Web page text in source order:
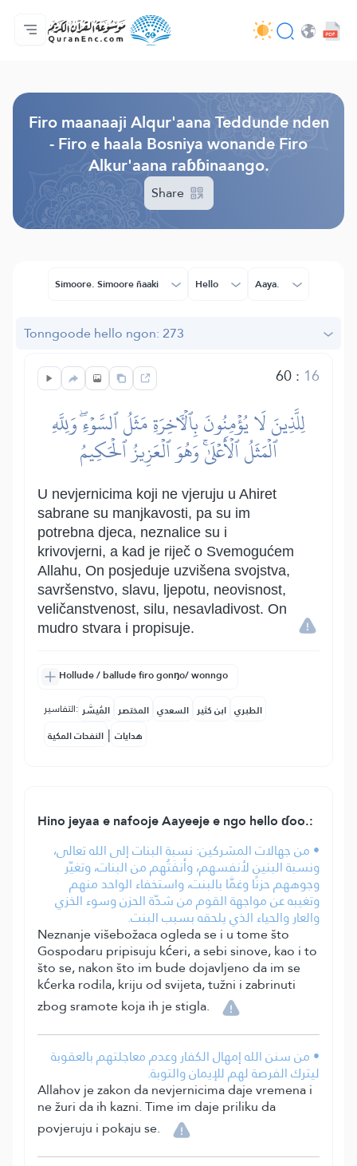
Jaɓɓorgo
Loowdi firooji ɗi
Audio
Golleeji topayɓe ( heyɗintinooɓe) ɓen - API
Fii eɓɓoore nde
Humpo'ndir e amen
Ɗemngal
Firo maanaaji Alqur'aana Teddunde nden
- Firo e haala Bosniya wonande Firo
Alkur'aana raɓɓinaango.
Share
Simoore. Simoore ñaaki Hello Aaya.
Tonngoode hello ngon: 273
60: 16
لِلَّذِينَ لَا يُؤۡمِنُونَ بِٱلۡأٓخِرَةِ مَثَلُ ٱلسَّوۡءِۖ وَلِلَّهِ
ٱلۡمَثَلُ ٱلۡأَعۡلَىٰۚ وَهُوَ ٱلۡعَزِيزُ ٱلۡحَكِيمُ
U nevjernicima koji ne vjeruju u Ahiret
sabrane su manjkavosti, pa su im
potrebna djeca, neznalice su i
krivovjerni, a kad je riječ o Svemogućem
Allahu, On posjeduje uzvišena svojstva,
savršenstvo, slavu, ljepotu, neovisnost,
veličanstvenost, silu, nesavladivost. On
mudro stvara i propisuje.
Hollude / ballude firo gonŋo/ wonngo
التفاسير: المُيسَّر المختصر السعدي ابن كثير الطبري
النفحات المكية | هدايات
Hino jeyaa e nafooje Aayeeje e ngo hello ɗoo.:
• من جهالات المشركين: نسبة البنات إلى الله تعالى،
ونسبة البنين لأنفسهم، وأَنفَتُهم من البنات، وتغيّر
وجوههم حزنًا وغمَّا بالبنت، واستخفاء الواحد منهم
وتغيبه عن مواجهة القوم من شدّة الحزن وسوء الخزي
والعار والحياء الذي يلحقه بسبب البنت.
Neznanje višebožaca ogleda se i u tome što
Gospodaru pripisuju kćeri, a sebi sinove, kao i to
što se, nakon što im bude dojavljeno da im se
kćerka rodila, kriju od svijeta, tužni i zabrinuti
zbog sramote koja ih je stigla.
• من سنن الله إمهال الكفار وعدم معاجلتهم بالعقوبة
ليترك الفرصة لهم للإيمان والتوبة.
Allahov je zakon da nevjernicima daje vremena i
ne žuri da ih kazni. Time im daje priliku da
povjeruju i pokaju se.